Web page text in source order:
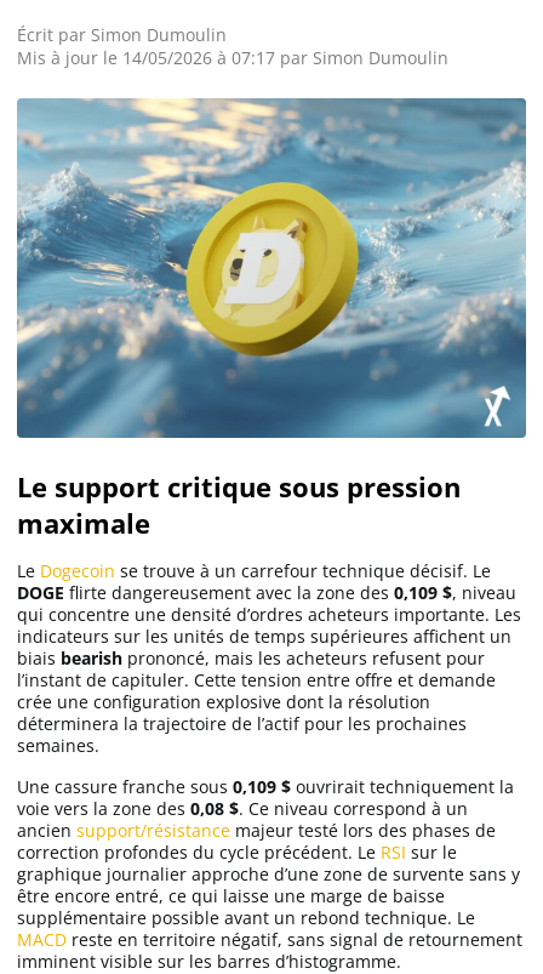
Écrit par Simon Dumoulin
Mis à jour le 14/05/2026 à 07:17 par Simon Dumoulin
Le support critique sous pression
maximale
Le Dogecoin se trouve à un carrefour technique décisif. Le
DOGE flirte dangereusement avec la zone des 0,109 $, niveau
qui concentre une densité d’ordres acheteurs importante. Les
indicateurs sur les unités de temps supérieures affichent un
biais bearish prononcé, mais les acheteurs refusent pour
l’instant de capituler. Cette tension entre offre et demande
crée une configuration explosive dont la résolution
déterminera la trajectoire de l’actif pour les prochaines
semaines.
Une cassure franche sous 0,109 $ ouvrirait techniquement la
voie vers la zone des 0,08 $. Ce niveau correspond à un
ancien support/résistance majeur testé lors des phases de
correction profondes du cycle précédent. Le RSI sur le
graphique journalier approche d’une zone de survente sans y
être encore entré, ce qui laisse une marge de baisse
supplémentaire possible avant un rebond technique. Le
MACD reste en territoire négatif, sans signal de retournement
imminent visible sur les barres d’histogramme.